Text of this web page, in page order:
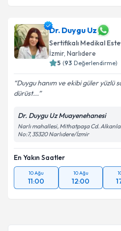
Dr. Duygu Uz
Sertifikalı Medikal
İzmir, Narlıdere
5 (93 Değerlendirme)
Duygu hanım ve ekibi güler yüzlü
dürüst...
Dr. Duygu Uz Muayenehanesi
Narlı mahallesi, Mithatpaşa Cd.
No:7, 35320 Narlıdere/İzmir
En Yakın Saatler
10 Ağu
11:00
10 Ağu
12:00